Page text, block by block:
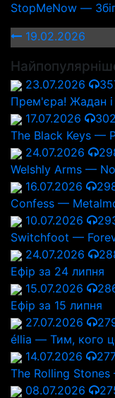
StopMeNow —
19.02.2026
23.07.2026
Прем'єра! Жадан
17.07.2026
302
The Black Keys —
24.07.2026
Welshly Arms —
16.07.2026
Confess —
10.07.2026
Switchfoot —
24.07.2026
Ефір за 24 липня
15.07.2026
Ефір за 15 липня
27.07.2026
éllia — Тим, кого
14.07.2026
The Rolling
08.07.2026